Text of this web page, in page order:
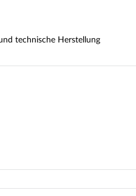
technische Herstellung